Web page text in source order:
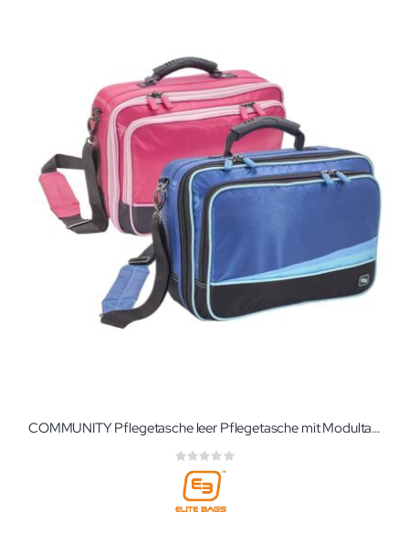
COMMUNITY Pflegetasche leer Pflegetasche mit Modultaschen und Ampullarium von Elite-Bags
Rating:
0%